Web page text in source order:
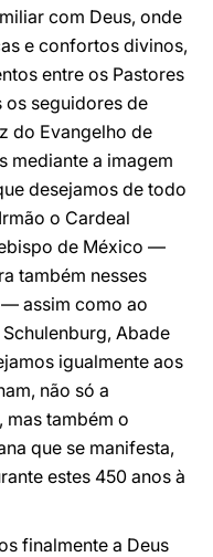
com Deus, onde
e confortos divinos,
entre os Pastores
os seguidores de
do Evangelho de
mediante a imagem
desejamos de todo
o Cardeal
de México —
também nesses
assim como ao
Abade
igualmente aos
não só a
mas também o
que se manifesta,
estes 450 anos à
finalmente a Deus